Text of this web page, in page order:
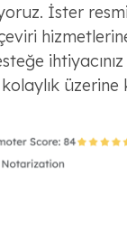
İster
üzerine